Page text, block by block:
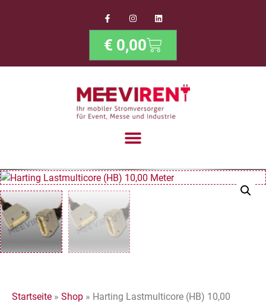
€ 0,00
Startseite » Shop » Harting Lastmulticore (HB) 10,00